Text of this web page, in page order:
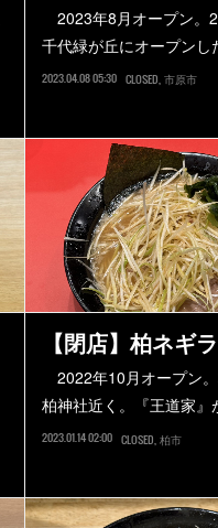
2023年8月オープン。
千代緑が丘にオープン
2023.04.08 05:30 CLOSED 市原市
【閉店】柏ネギ
2022年10月オープン。
柏神社近く。『王道家
2023.01.14 02:00 CLOSED 柏市